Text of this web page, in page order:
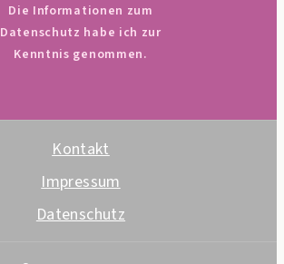
Die Informationen zum
Datenschutz habe ich zur
Kenntnis genommen.
Kontakt
Impressum
Datenschutz